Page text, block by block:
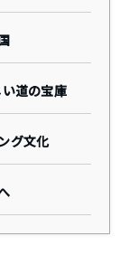
い道の宝庫
グ文化